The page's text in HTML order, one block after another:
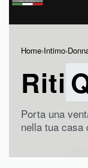
Home›Intimo›
Riti
Porta una
nella tua